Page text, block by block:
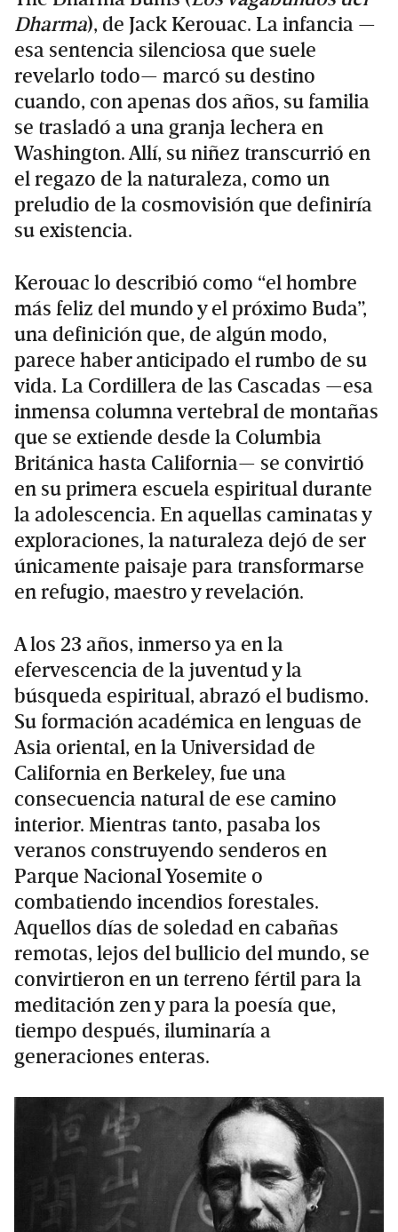
Dharma), de Jack Kerouac. La infancia —
esa sentencia silenciosa que suele
revelarlo todo— marcó su destino
cuando, con apenas dos años, su familia
se trasladó a una granja lechera en
Washington. Allí, su niñez transcurrió en
el regazo de la naturaleza, como un
preludio de la cosmovisión que definiría
su existencia.
Kerouac lo describió como “el hombre
más feliz del mundo y el próximo Buda”,
una definición que, de algún modo,
parece haber anticipado el rumbo de su
vida. La Cordillera de las Cascadas —esa
inmensa columna vertebral de montañas
que se extiende desde la Columbia
Británica hasta California— se convirtió
en su primera escuela espiritual durante
la adolescencia. En aquellas caminatas y
exploraciones, la naturaleza dejó de ser
únicamente paisaje para transformarse
en refugio, maestro y revelación.
A los 23 años, inmerso ya en la
efervescencia de la juventud y la
búsqueda espiritual, abrazó el budismo.
Su formación académica en lenguas de
Asia oriental, en la Universidad de
California en Berkeley, fue una
consecuencia natural de ese camino
interior. Mientras tanto, pasaba los
veranos construyendo senderos en
Parque Nacional Yosemite o
combatiendo incendios forestales.
Aquellos días de soledad en cabañas
remotas, lejos del bullicio del mundo, se
convirtieron en un terreno fértil para la
meditación zen y para la poesía que,
tiempo después, iluminaría a
generaciones enteras.